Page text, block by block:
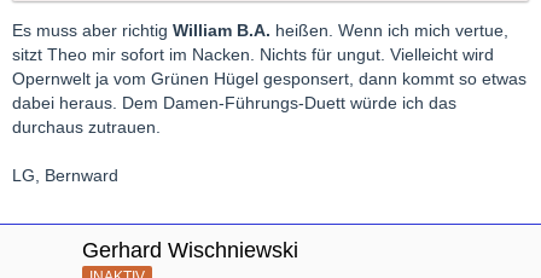
Es muss aber richtig William B.A. heißen. Wenn ich mich vertue,
sitzt Theo mir sofort im Nacken. Nichts für ungut. Vielleicht wird
Opernwelt ja vom Grünen Hügel gesponsert, dann kommt so etwas
dabei heraus. Dem Damen-Führungs-Duett würde ich das
durchaus zutrauen.
LG, Bernward
Gerhard Wischniewski